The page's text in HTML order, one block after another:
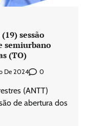
sessão
semiurbano
(TO)
De 2024 0
(ANTT)
de abertura dos